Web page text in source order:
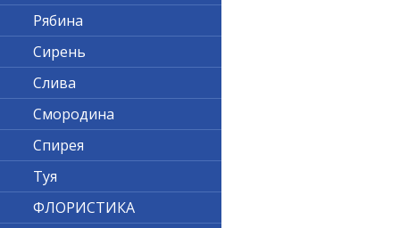
Рябина
Сирень
Слива
Смородина
Спирея
Туя
ФЛОРИСТИКА